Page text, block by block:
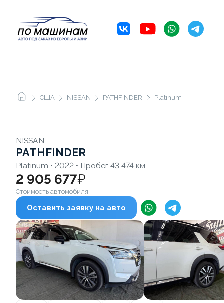
США NISSAN PATHFINDER Platinum
NISSAN
PATHFINDER
Platinum • 2022 • Пробег 43 474 км
2 905 677₽
Стоимость автомобиля
Оставить заявку на авто